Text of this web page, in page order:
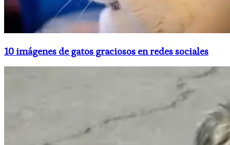
10 imágenes de gatos graciosos en redes sociales